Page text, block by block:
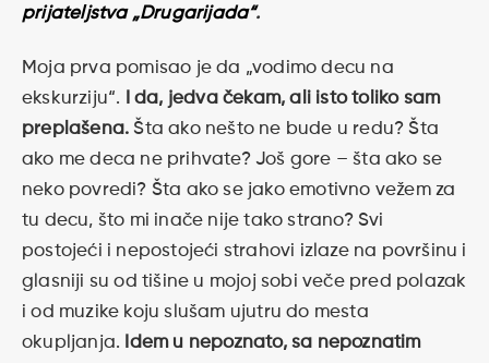
prijateljstva „Drugarijada“.
Moja prva pomisao je da „vodimo decu na
ekskurziju“.
I da, jedva čekam, ali isto toliko sam
preplašena. Šta ako nešto ne bude u redu? Šta
ako me deca ne prihvate? Još gore – šta ako se
neko povredi? Šta ako se jako emotivno vežem za
tu decu, što mi inače nije tako strano? Svi
postojeći i nepostojeći strahovi izlaze na površinu i
glasniji su od tišine u mojoj sobi veče pred polazak
i od muzike koju slušam ujutru do mesta
okupljanja. Idem u nepoznato, sa nepoznatim